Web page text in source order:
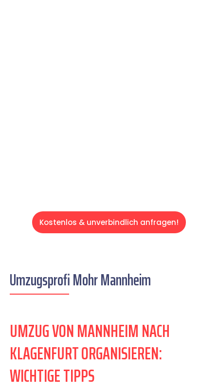
Kostenlos & unverbindlich anfragen!
Umzugsprofi Mohr Mannheim
UMZUG VON MANNHEIM NACH
KLAGENFURT ORGANISIEREN:
WICHTIGE TIPPS